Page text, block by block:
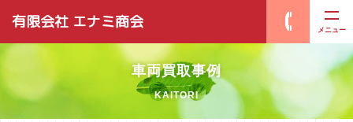
有限会社 エナミ商会 メニュー
車両買取事例
KAITORI